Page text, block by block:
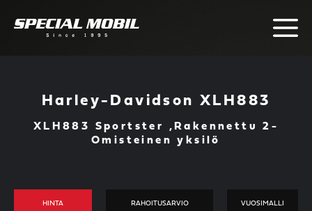
Harley-Davidson XLH883
XLH883 Sportster ,Rakennettu 2-
Omisteinen yksilö
HINTA RAHOITUSARVIO VUOSIMALLI